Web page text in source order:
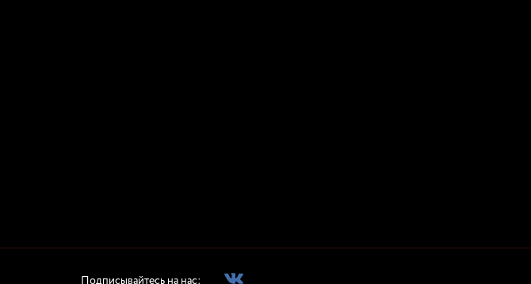
Подписывайтесь на нас: